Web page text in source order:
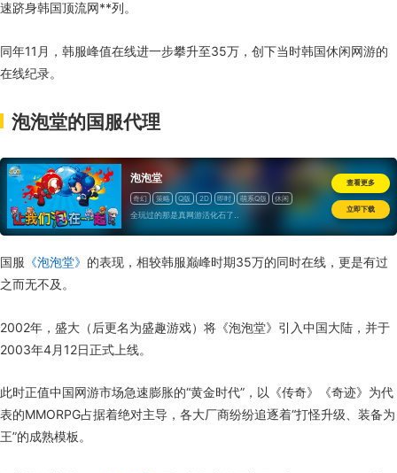
速跻身韩国顶流网**列。
同年11月，韩服峰值在线进一步攀升至35万，创下当时韩国休闲网游的
在线纪录。
泡泡堂的国服代理
泡泡堂
奇幻 策略 Q版 2D 即时 萌系Q版
休闲
道具收费
全玩过的那是真网游活化石了..
查看更多
立即下载
国服 《泡泡堂》 的表现，相较韩服巅峰时期35万的同时在线，更是有过
之而无不及。
2002年，盛大（后更名为盛趣游戏）将《泡泡堂》引入中国大陆，并于
2003年4月12日正式上线。
此时正值中国网游市场急速膨胀的“黄金时代”，以《传奇》《奇迹》为代
表的MMORPG占据着绝对主导，各大厂商纷纷追逐着“打怪升级、装备为
王”的成熟模板。